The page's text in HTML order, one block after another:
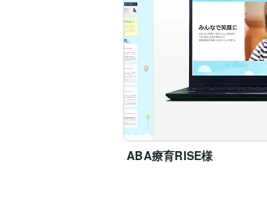
ABA療育RISE様